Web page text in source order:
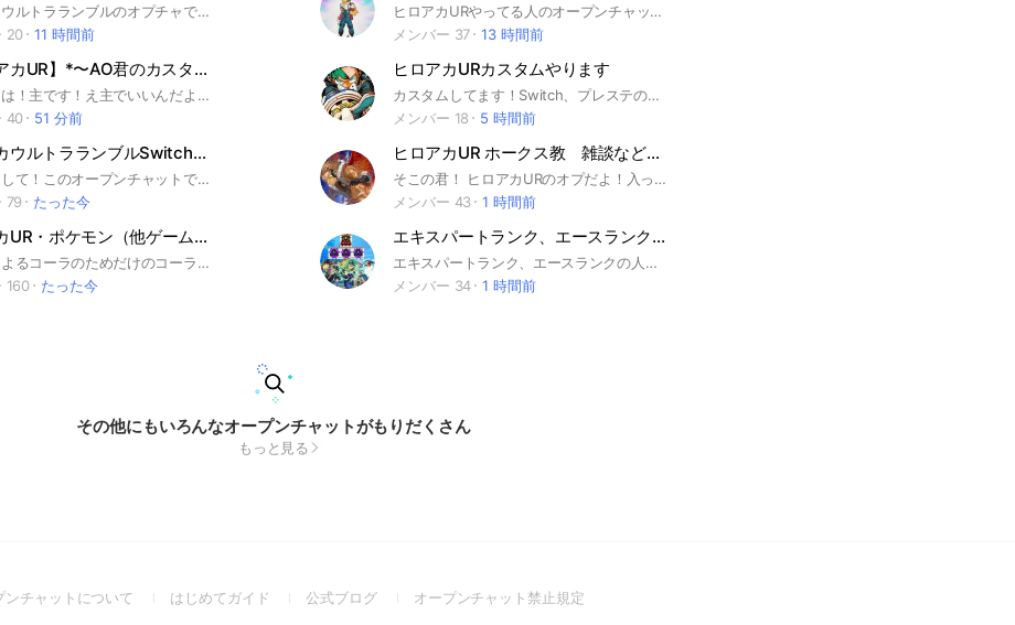
ヒロアカウルトラランブルのオプチャです！ 人数が沢山増えてくれると嬉しいです！ 人数増えたら多少のルールは設けます！！ 皆でランクとかカスタム出来たらいいなって思います！ 私はただ単にうすのりパンチマヨガチ勢の人です！ 普通に雑談したりして貰っても構わないのでウルランやってる方は是非入ってくださいな!! そしてうすのりパンチマヨ知らない方もこれを機に是非見てください！！ かなり面白いですよ👀 YouTubeでうすのりパンチマヨで検索 2025.10.22 登録者数500人達成🎉㊗️ 2025.11.8 登録者数600人達成🎉㊗️ 2025.12.17 登録者数700人達成🎉㊗️ 2026.1.3 登録者数800人達成🎉㊗️ 2026.3.3 登録者数 900人達成🎉㊗️ 2026.3.29 登録者数 1000人達成🎉㊗️ #ヒロアカ#ウルラン#ウルトラランブル#僕のヒーローアカデミア#ゲーム#ヒロアカUR #YouTube#中学生#高校生#大学生#僕のヒーローアカデミアウルトラランブル#UR#ゲーム#うすのりパンチマヨ#Switch#プレステ#Switch2#PS5#PS4#Steam#PC#Xbox
20
11 時間前
ヒロアカURやってる人のオープンチャットです！ 初心者でも大歓迎で受け入れます！ 抜ける時は何か一言言ってください 低浮上でも大丈夫です！雑談もOK🙄 みんなで楽しくゲームしましょう！
メンバー 37
13 時間前
【ヒロアカUR】*〜AO君のカスタム兼雑談部屋〜*
こんにちは！主です！え主でいいんだよね、そうだよね、？（カンペ）さてとっ、ここの説明しますね！笑 ここは即抜けは禁止してるわけではないので様子見して抜けるとかでも主は気にしません！ただ、そうゆうのが嫌なメンバーとかもいるので極力お控え願いたいです、！ 荒らしは許しません。戯れの範疇でからかうなどは許容範囲ですがあまりにひどい場合は蹴っちゃうかもです（）どうか主にそのボタンを押させないでください🙇 さて、かたくるっしい説明はここまで！笑 ここはヒロアカ好きもそうでない方も楽しめるようにする場所にしたいです！そのためにはこんなダメダメな主を助けてくれる人が欲しいです、笑 こんな情けない主でごめんなさい、！笑 ここから先は主の個人談になります。 ーーーーーーーーーーーーーーーーー ねぇライブトークは歌枠じゃないからね！？笑 そして男とか女とかもどっちでもいいじゃないですかぁ！笑 あ、基本皆さんの要望には極力応えるようにはしてるので！改変とか欲しいのであれば主になんなりと！（オプ全体に関わることで）はぁ、打つの疲れたなぁ、笑 これで貴方が入ってくれたら主の努力は報われるわけです。 #ヒロアカUR #AO #ヒロアカ #雑談
40
51 分前
ヒロアカURカスタムやります
カスタムしてます！Switch、プレステのみです！
メンバー 18
5 時間前
ヒロアカウルトラランブルSwitch勢集まれ！
はじめまして！このオープンチャットではみんなでランクに行ったりカスタムマッチをしたりします！オープンチャットの人たちはみんな初心者にも優しいので是非入ってくれると嬉しいです！#ヒロアカ#ウルトラランブル#Switch勢
79
たった今
ヒロアカUR ホークス教 雑談などなど、ランク上げ手伝います！
そこの君！ ヒロアカURのオプだよ！入ってみないかい？ 全機種！ 下ネタダメ、暴言ダメ 敬語しなくていいよ！ ホークス好きじゃなくてもいいから誰でもいいから入って欲しいな ゲームやってなくてもサブトークの雑談部屋など別ゲー部屋とかも入ってもいいんだよ！ #ヒロアカ#ヒロアカur#雑談
メンバー 43
1 時間前
ヒロアカUR・ポケモン（他ゲーム）@コーラ狂によるコーラ・ゲーム雑談会
コーラによるコーラのためだけのコーラのオプです下ネタ暴言だけ禁止あと好きにやって
160
たった今
エキスパートランク、エースランクの人達集まれ！全機種OK！
エキスパートランク、エースランクの人達が集まるところです！ここでは雑談やフリーマッチランクマッチカスタムマッチをしたりします！そして副官になりたいそこの人達！ここでは副官試練というサブオプで副官もしくは管理者の人を2人選んで戦い2勝ずつしたら副官になれます。強者達に挑んでこい！このオプの説明に戻ります前のシーズンに一回でもエキスパート、もしくはエースにいっていればOKです！全機種OK
メンバー 34
1 時間前
その他にもいろんなオープンチャットがもりだくさん
もっと見る
ンチャットについて
(Openはじめてガイド
(Open公式ブログ
(Openオープンチャット禁止規定(Open